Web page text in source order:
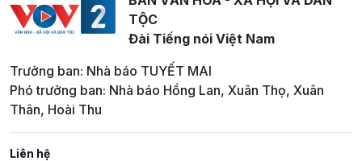
TỘC
Đài Tiếng nói Việt Nam
Trưởng ban: Nhà báo TUYẾT MAI
Phó trưởng ban: Nhà báo Hồng Lan, Xuân Thọ, Xuân
Thân, Hoài Thu
Liên hệ